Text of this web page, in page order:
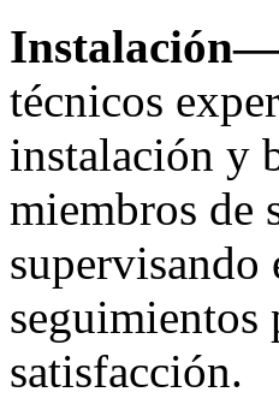
Instalación—
técnicos
instalación y
miembros de
seguimientos
satisfacción.